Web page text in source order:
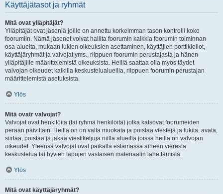
Käyttäjätasot ja ryhmät
Mitä ovat ylläpitäjät?
Ylläpitäjät ovat jäseniä joille on annettu korkeimman tason kontrolli koko
foorumiin. Nämä jäsenet voivat hallita foorumin kaikkia foorumin toiminnan
osa-alueita, mukaan lukien oikeuksien asettaminen, käyttäjien porttikiellot,
käyttäjäryhmät ja valvojat yms., riippuen foorumin perustajasta ja hänen
ylläpitäjille määrittelemistä oikeuksista. Heillä saattaa olla myös täydet
valvojan oikeudet kaikilla keskustelualueilla, riippuen foorumin perustajan
määrittelemistä asetuksista.
Ylös
Mitä ovatr valvojat?
Valvojat ovat henkilöitä (tai ryhmä henkilöitä) jotka katsovat foorumeiden
perään päivittäin. Heillä on on valta muokata ja poistaa viestejä ja lukita, avata,
siirtää, poistaa ja jakaa viestiketjuja niillä alueilla joissa heillä on valvojan
oikeudet. Yleensä valvojat ovat paikalla estämässä aiheen vierestä
keskustelua tai hyvien tapojen vastaisen materiaalin lähettämistä.
Ylös
Mitä ovat käyttäjäryhmät?